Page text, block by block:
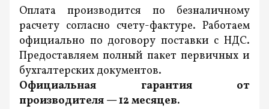
Оплата производится по безналичному
расчету согласно счету-фактуре. Работаем
официально по договору поставки с НДС.
Предоставляем полный пакет первичных и
бухгалтерских документов.
Официальная гарантия от
производителя — 12 месяцев.